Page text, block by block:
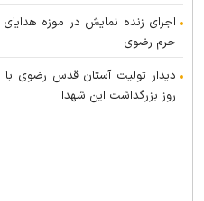
اجرای زنده نمایش در موزه
حرم رضوی
دیدار تولیت آستان قدس رضوی
روز بزرگداشت این شهدا